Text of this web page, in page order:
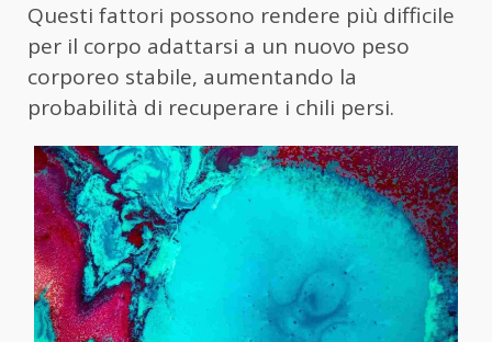
Questi fattori possono rendere più difficile
per il corpo adattarsi a un nuovo peso
corporeo stabile, aumentando la
probabilità di recuperare i chili persi.